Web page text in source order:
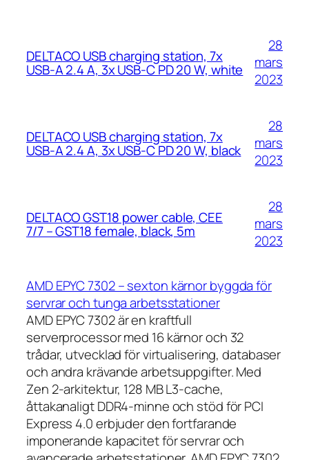
DELTACO USB charging station, 7x
USB-A 2.4 A, 3x USB-C PD 20 W, white
28
mars
2023
DELTACO USB charging station, 7x
USB-A 2.4 A, 3x USB-C PD 20 W, black
28
mars
2023
DELTACO GST18 power cable, CEE
7/7 – GST18 female, black, 5m
28
mars
2023
AMD EPYC 7302 – sexton kärnor byggda för
servrar och tunga arbetsstationer
AMD EPYC 7302 är en kraftfull
serverprocessor med 16 kärnor och 32
trådar, utvecklad för virtualisering, databaser
och andra krävande arbetsuppgifter. Med
Zen 2-arkitektur, 128 MB L3-cache,
åttakanaligt DDR4-minne och stöd för PCI
Express 4.0 erbjuder den fortfarande
imponerande kapacitet för servrar och